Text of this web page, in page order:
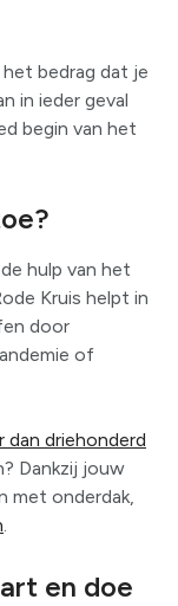
bedrag dat je
in ieder geval
begin van het
hulp van het
Kruis helpt in
door
of
dan driehonderd
Dankzij jouw
met onderdak,
.
en doe